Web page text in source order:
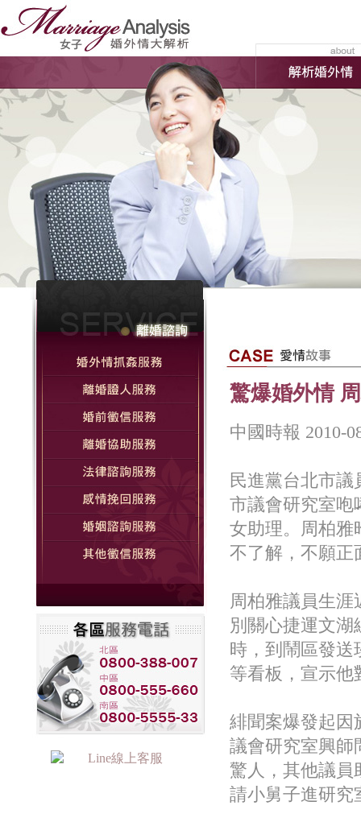
驚爆婚外情
中國時報 2010-
民進黨台北市
市議會研究室咆
女助理。周柏雅
不了解，不願
周柏雅議員生
別關心捷運文
時，到鬧區發送
等看板，宣示
緋聞案爆發起因
議會研究室興師
驚人，其他議員
請小舅子進研